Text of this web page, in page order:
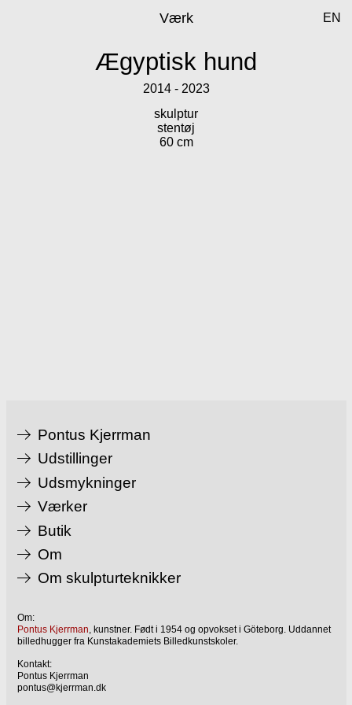
Værk EN
Ægyptisk hund
2014 - 2023
skulptur
stentøj
60 cm
Pontus Kjerrman
Udstillinger
Udsmykninger
Værker
Butik
Om
Om skulpturteknikker
Om:
Pontus Kjerrman, kunstner. Født i 1954 og opvokset i Göteborg. Uddannet
billedhugger fra Kunstakademiets Billedkunstskoler.
Kontakt:
Pontus Kjerrman
pontus@kjerrman.dk